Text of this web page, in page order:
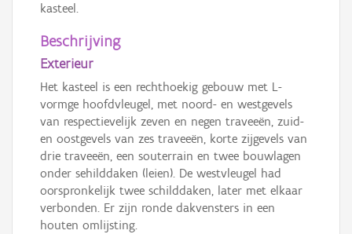
kasteel.
Beschrijving
Exterieur
Het kasteel is een rechthoekig gebouw met L-
vormge hoofdvleugel, met noord- en westgevels
van respectievelijk zeven en negen traveeën, zuid-
en oostgevels van zes traveeën, korte zijgevels van
drie traveeën, een souterrain en twee bouwlagen
onder sehilddaken (leien). De westvleugel had
oorspronkelijk twee schilddaken, later met elkaar
verbonden. Er zijn ronde dakvensters in een
houten omlijsting.